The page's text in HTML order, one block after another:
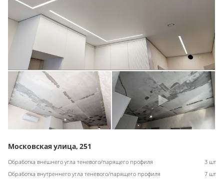
Московская улица, 251
Обработка внешнего угла теневого/парящего профиля
3 шт
Обработка внутреннего угла теневого/парящего профиля
7 шт